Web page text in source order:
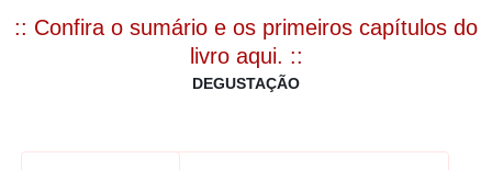
:: Confira o sumário e os primeiros capítulos do
livro aqui. ::
DEGUSTAÇÃO